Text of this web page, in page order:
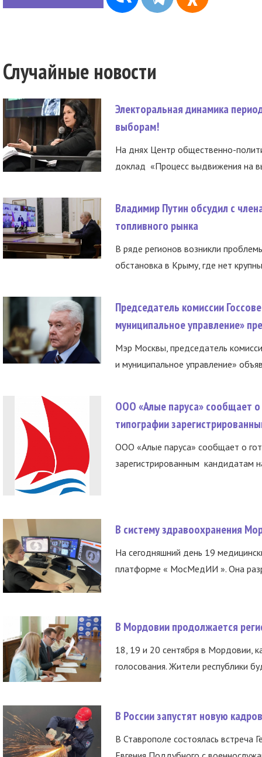
Случайные новости
Электоральная динамика
выборам!
На днях Центр общественно-
доклад «Процесс выдвижения на
Владимир Путин обсудил с
топливного рынка
В ряде регионов возникли
обстановка в Крыму, где нет
Председатель комиссии
муниципальное управление»
Мэр Москвы, председатель
и муниципальное управление»
ООО «Алые паруса» сообщает о
типографии
ООО «Алые паруса» сообщает о
зарегистрированным кандидатам
В систему здравоохранения
На сегодняшний день 19
платформе « МосМедИИ ». Она
В Мордовии продолжается
18, 19 и 20 сентября в Мордовии,
голосования. Жители республики
В России запустят новую
В Ставрополе состоялась встреча